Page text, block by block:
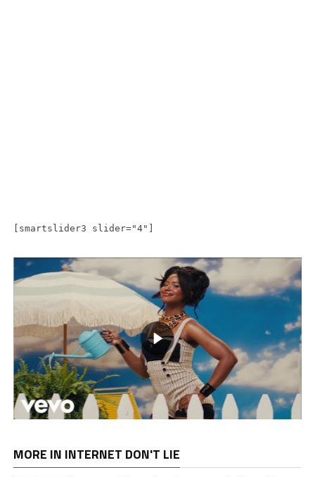
[smartslider3 slider="4"]
MORE IN INTERNET DON'T LIE